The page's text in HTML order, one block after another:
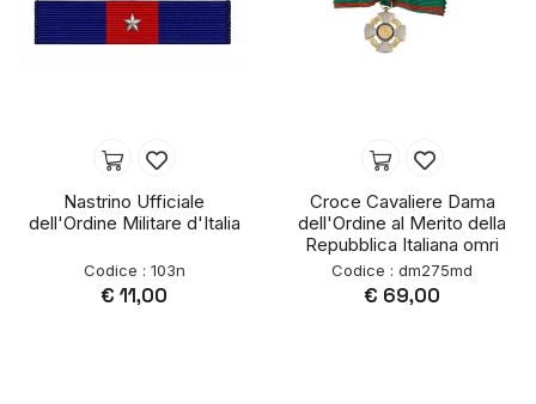
Nastrino Ufficiale
dell'Ordine Militare d'Italia
Codice : 103n
€ 11,00
Croce Cavaliere Dama
dell'Ordine al Merito della
Repubblica Italiana omri
Codice : dm275md
€ 69,00